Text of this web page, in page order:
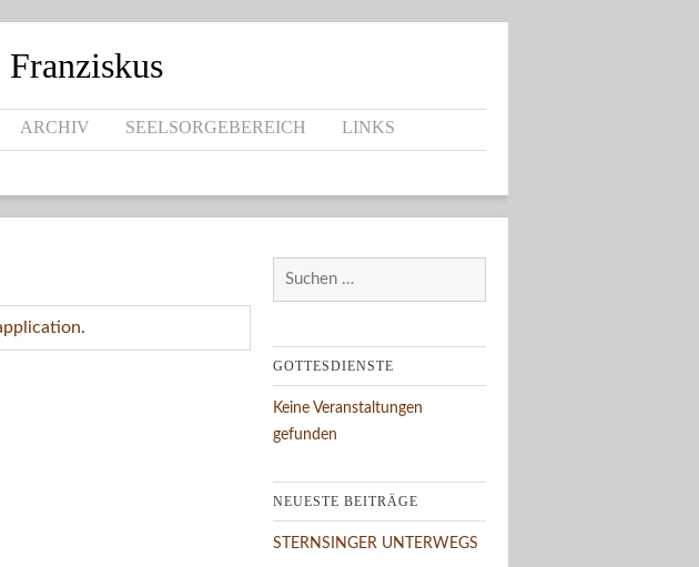
ARCHIV SEELSORGEBEREICH LINKS
Suchen
GOTTESDIENSTE
Keine Veranstaltungen
gefunden
NEUESTE BEITRÄGE
STERNSINGER UNTERWEGS